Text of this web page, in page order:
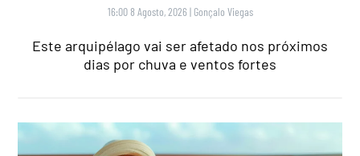
16:00 8 Agosto, 2026 | Gonçalo Viegas
Este arquipélago vai ser afetado nos próximos
dias por chuva e ventos fortes